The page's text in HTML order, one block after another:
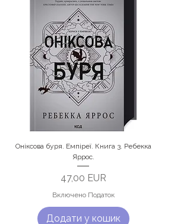
Оніксова буря. Емпіреї. Книга 3. Ребекка
Яррос.
Ціна
47,00 EUR
Включено Податок
Додати у кошик